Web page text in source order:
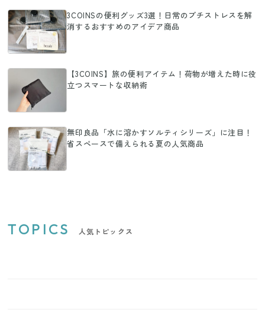
3COINSの便利グッズ3選！日常のプチストレスを解
消するおすすめのアイデア商品
【3COINS】旅の便利アイテム！荷物が増えた時に役
立つスマートな収納術
無印良品「水に溶かすソルティシリーズ」に注目！
省スペースで備えられる夏の人気商品
TOPICS 人気トピックス